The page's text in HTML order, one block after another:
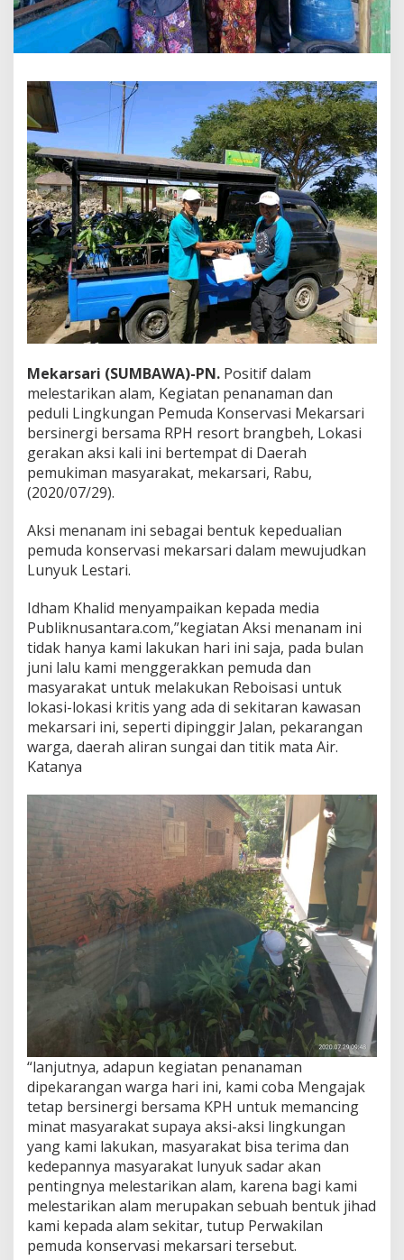
Mekarsari (SUMBAWA)-PN. Positif dalam
melestarikan alam, Kegiatan penanaman dan
peduli Lingkungan Pemuda Konservasi Mekarsari
bersinergi bersama RPH resort brangbeh, Lokasi
gerakan aksi kali ini bertempat di Daerah
pemukiman masyarakat, mekarsari, Rabu,
(2020/07/29).
Aksi menanam ini sebagai bentuk kepedualian
pemuda konservasi mekarsari dalam mewujudkan
Lunyuk Lestari.
Idham Khalid menyampaikan kepada media
Publiknusantara.com,”kegiatan Aksi menanam ini
tidak hanya kami lakukan hari ini saja, pada bulan
juni lalu kami menggerakkan pemuda dan
masyarakat untuk melakukan Reboisasi untuk
lokasi-lokasi kritis yang ada di sekitaran kawasan
mekarsari ini, seperti dipinggir Jalan, pekarangan
warga, daerah aliran sungai dan titik mata Air.
Katanya
“lanjutnya, adapun kegiatan penanaman
dipekarangan warga hari ini, kami coba Mengajak
tetap bersinergi bersama KPH untuk memancing
minat masyarakat supaya aksi-aksi lingkungan
yang kami lakukan, masyarakat bisa terima dan
kedepannya masyarakat lunyuk sadar akan
pentingnya melestarikan alam, karena bagi kami
melestarikan alam merupakan sebuah bentuk jihad
kami kepada alam sekitar, tutup Perwakilan
pemuda konservasi mekarsari tersebut.